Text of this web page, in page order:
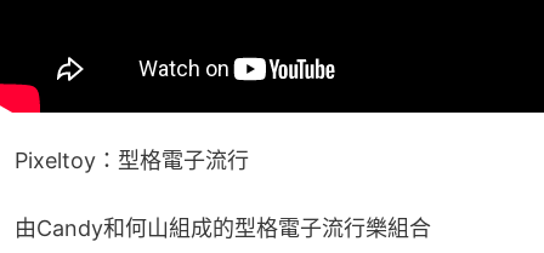
Pixeltoy：型格電子流行
由Candy和何山組成的型格電子流行樂組合